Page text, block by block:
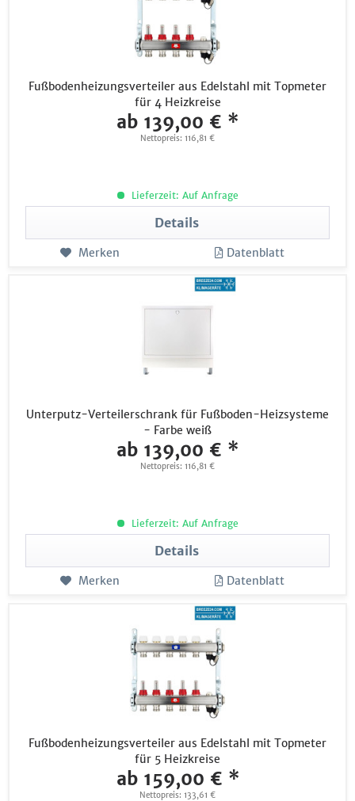
Fußbodenheizungsverteiler aus Edelstahl mit Topmeter
für 4 Heizkreise
ab 139,00 € *
Nettopreis: 116,81 €
Lieferzeit: Auf Anfrage
Details
Merken Datenblatt
Unterputz-Verteilerschrank für Fußboden-Heizsysteme
- Farbe weiß
ab 139,00 € *
Nettopreis: 116,81 €
Lieferzeit: Auf Anfrage
Details
Merken Datenblatt
Fußbodenheizungsverteiler aus Edelstahl mit Topmeter
für 5 Heizkreise
ab 159,00 € *
Nettopreis: 133,61 €